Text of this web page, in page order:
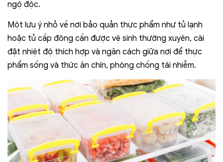
ngộ độc.
Một lưu ý nhỏ về nơi bảo quản thực phẩm như tủ lạnh
hoặc tủ cấp đông cần được vệ sinh thường xuyên, cài
đặt nhiệt độ thích hợp và ngăn cách giữa nơi để thực
phẩm sống và thức ăn chín, phòng chống tái nhiễm.